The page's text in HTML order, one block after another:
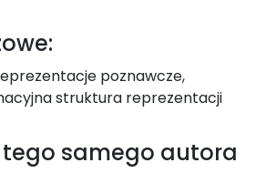
poznawcze,
struktura reprezentacji
samego autora